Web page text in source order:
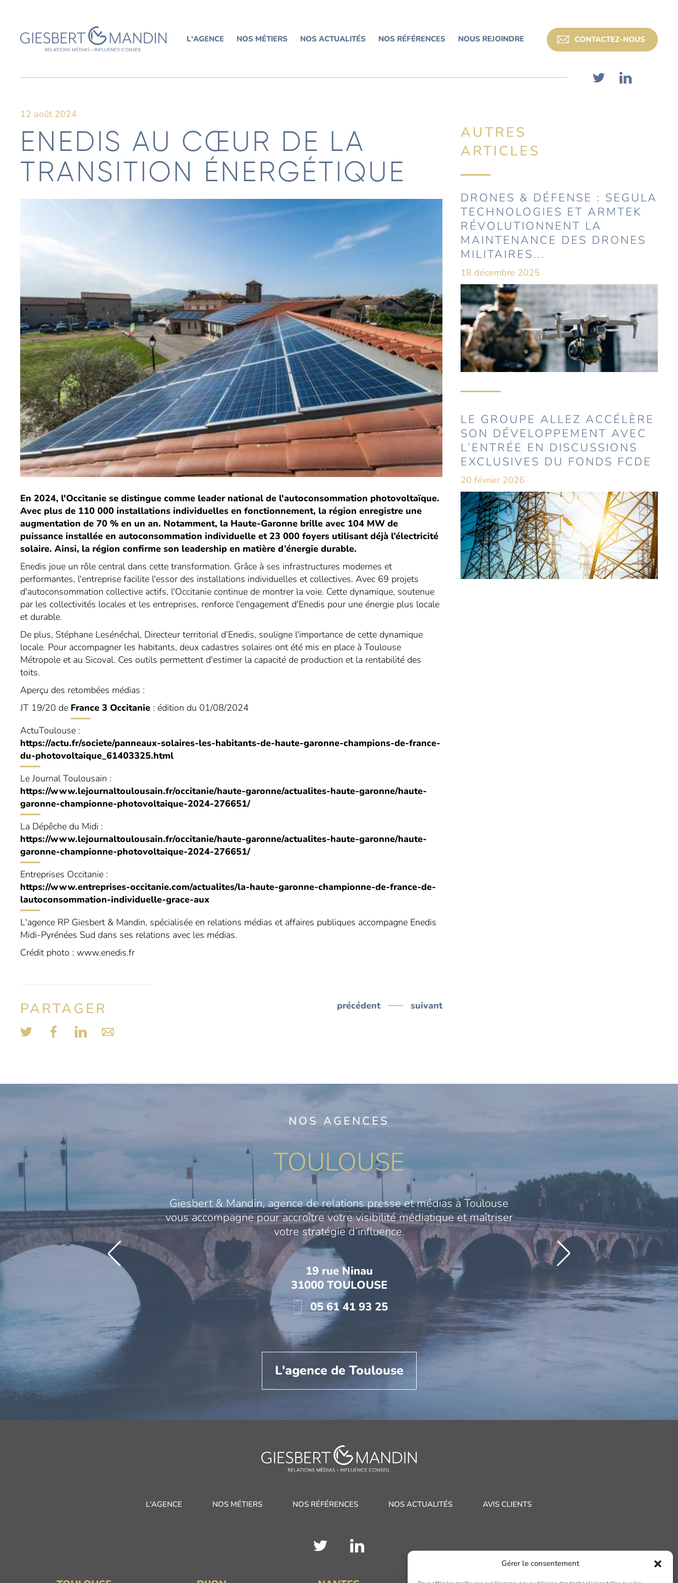
Gérer le consentement
L'AGENCE NOS MÉTIERS NOS ACTUALITÉS NOS RÉFÉRENCES NOUS REJOINDRE CONTACTEZ-NOUS
12 août 2024
ENEDIS AU CŒUR DE LA
TRANSITION ÉNERGÉTIQUE
En 2024, l'Occitanie se distingue comme leader national de l'autoconsommation photovoltaïque.
Avec plus de 110 000 installations individuelles en fonctionnement, la région enregistre une
augmentation de 70 % en un an. Notamment, la Haute-Garonne brille avec 104 MW de
puissance installée en autoconsommation individuelle et 23 000 foyers utilisant déjà l’électricité
solaire. Ainsi, la région confirme son leadership en matière d’énergie durable.
Enedis joue un rôle central dans cette transformation. Grâce à ses infrastructures modernes et
performantes, l'entreprise facilite l'essor des installations individuelles et collectives. Avec 69 projets
d'autoconsommation collective actifs, l'Occitanie continue de montrer la voie. Cette dynamique, soutenue
par les collectivités locales et les entreprises, renforce l'engagement d'Enedis pour une énergie plus locale
et durable.
De plus, Stéphane Lesénéchal, Directeur territorial d’Enedis, souligne l'importance de cette dynamique
locale. Pour accompagner les habitants, deux cadastres solaires ont été mis en place à Toulouse
Métropole et au Sicoval. Ces outils permettent d'estimer la capacité de production et la rentabilité des
toits.
Aperçu des retombées médias :
JT 19/20 de France 3 Occitanie : édition du 01/08/2024
ActuToulouse :
https://actu.fr/societe/panneaux-solaires-les-habitants-de-haute-garonne-champions-de-france-
du-photovoltaique_61403325.html
Le Journal Toulousain :
https://www.lejournaltoulousain.fr/occitanie/haute-garonne/actualites-haute-garonne/haute-
garonne-championne-photovoltaique-2024-276651/
La Dépêche du Midi :
https://www.lejournaltoulousain.fr/occitanie/haute-garonne/actualites-haute-garonne/haute-
garonne-championne-photovoltaique-2024-276651/
Entreprises Occitanie :
https://www.entreprises-occitanie.com/actualites/la-haute-garonne-championne-de-france-de-
lautoconsommation-individuelle-grace-aux
L'agence RP Giesbert & Mandin, spécialisée en relations médias et affaires publiques accompagne Enedis
Midi-Pyrénées Sud dans ses relations avec les médias.
Crédit photo : www.enedis.fr
PARTAGER précédent suivant
AUTRES
ARTICLES
DRONES & DÉFENSE : SEGULA
TECHNOLOGIES ET ARMTEK
RÉVOLUTIONNENT LA
MAINTENANCE DES DRONES
MILITAIRES...
18 décembre 2025
LE GROUPE ALLEZ ACCÉLÈRE
SON DÉVELOPPEMENT AVEC
L’ENTRÉE EN DISCUSSIONS
EXCLUSIVES DU FONDS FCDE
20 février 2026
NOS AGENCES
TOULOUSE
Giesbert & Mandin, agence de relations presse et médias à Toulouse
vous accompagne pour accroître votre visibilité médiatique et maîtriser
votre stratégie d’influence.
19 rue Ninau
31000 TOULOUSE
05 61 41 93 25
L'agence de Toulouse
L'AGENCE NOS MÉTIERS NOS RÉFÉRENCES NOS ACTUALITÉS AVIS CLIENTS